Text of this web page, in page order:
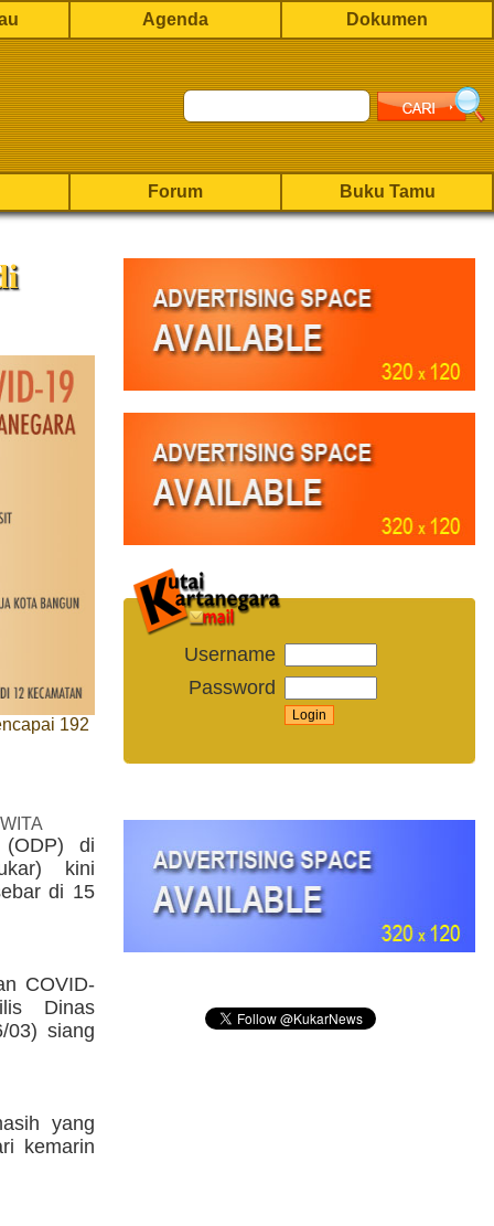
Agenda Dokumen
Forum Buku Tamu
192
(ODP) di
kini
di 15
COVID-
Dinas
03) siang
yang
kemarin
Username
Password